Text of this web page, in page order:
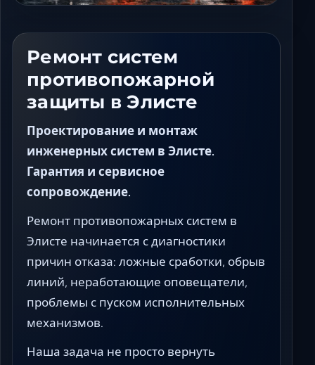
Ставрополь
Феодосия
Ремонт систем
противопожарной
защиты в Элисте
Проектирование и монтаж
инженерных систем в Элисте.
Гарантия и сервисное
сопровождение.
Ремонт противопожарных систем в
Элисте начинается с диагностики
причин отказа: ложные сработки, обрыв
линий, неработающие оповещатели,
проблемы с пуском исполнительных
механизмов.
Наша задача не просто вернуть